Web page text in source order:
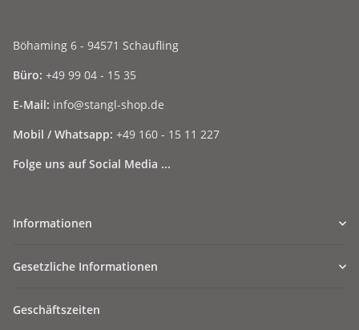
Böhaming 6 - 94571 Schaufling
Büro: +49 99 04 - 15 35
E-Mail: info@stangl-shop.de
Mobil / Whatsapp: +49 160 - 15 11 227
Folge uns auf Social Media ...
Informationen
Gesetzliche Informationen
Geschäftszeiten